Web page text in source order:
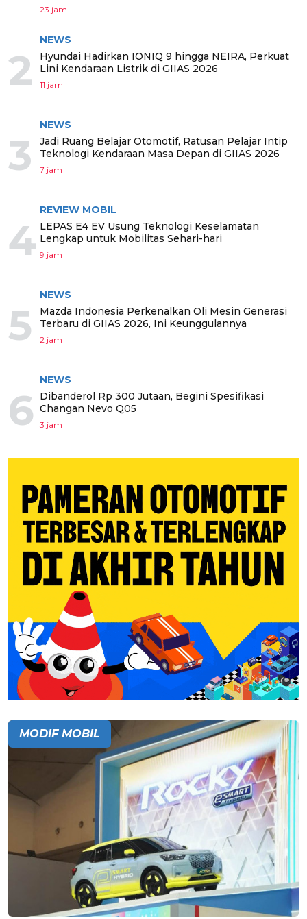
23 jam
2
NEWS
Hyundai Hadirkan IONIQ 9 hingga NEIRA, Perkuat
Lini Kendaraan Listrik di GIIAS 2026
11 jam
3
NEWS
Jadi Ruang Belajar Otomotif, Ratusan Pelajar Intip
Teknologi Kendaraan Masa Depan di GIIAS 2026
7 jam
4
REVIEW MOBIL
LEPAS E4 EV Usung Teknologi Keselamatan
Lengkap untuk Mobilitas Sehari-hari
9 jam
5
NEWS
Mazda Indonesia Perkenalkan Oli Mesin Generasi
Terbaru di GIIAS 2026, Ini Keunggulannya
2 jam
6
NEWS
Dibanderol Rp 300 Jutaan, Begini Spesifikasi
Changan Nevo Q05
3 jam
MODIF MOBIL